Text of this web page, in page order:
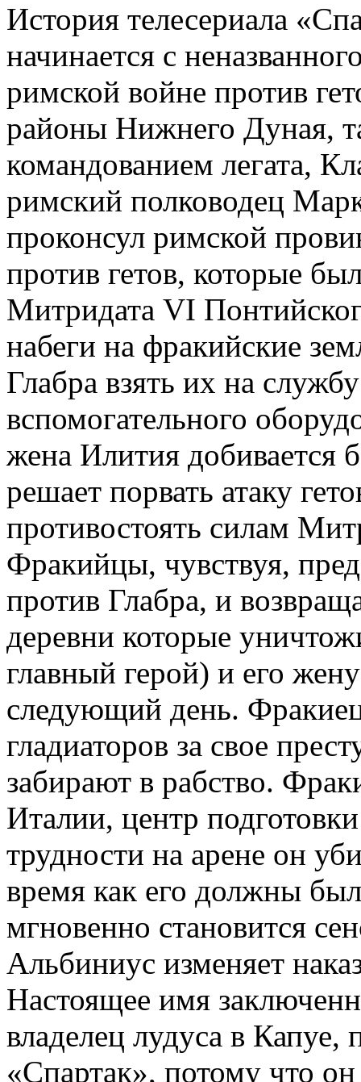
История телесериала
начинается с
римской войне против
районы Нижнего Дуная,
командованием легата,
римский полководец
проконсул римской
против гетов, которые
Митридата VI
набеги на фракийские
Глабра взять их на
вспомогательного
жена Илития добивается
решает порвать атаку
противостоять силам
Фракийцы, чувствуя,
против Глабра, и
деревни которые
главный герой) и его
следующий день.
гладиаторов за свое
забирают в рабство.
Италии, центр
трудности на арене он
время как его должны
мгновенно становится
Альбиниус изменяет
Настоящее имя
владелец лудуса в Капуе,
«Спартак», потому что